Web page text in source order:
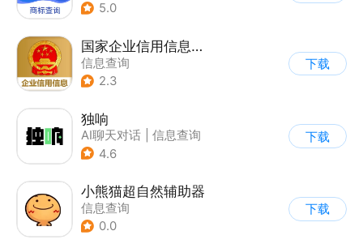
5.0
国家企业信用信息公示系统
信息查询
2.3
下载
独响
AI聊天对话
信息查询
4.6
下载
小熊猫超自然辅助器
信息查询
0.0
下载